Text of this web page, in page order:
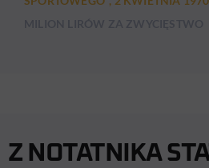
Z NOTATNIKA